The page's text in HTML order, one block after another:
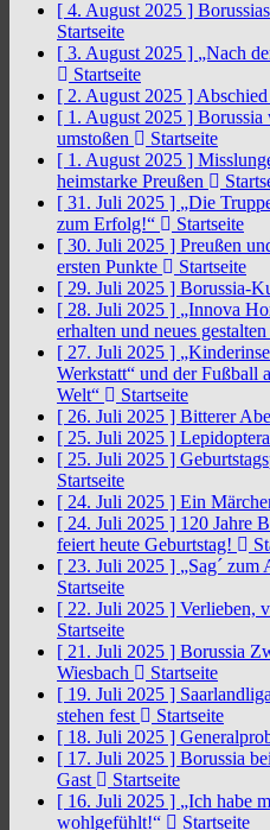
[ 4. August 2025 ]
Startseite
[ 3. August 2025 ] „Nach
Startseite
[ 2. August 2025 ]
[ 1. August 2025 ] Borussia
umstoßen
Startseite
[ 1. August 2025 ]
heimstarke Preußen
[ 31. Juli 2025 ] „Die
zum Erfolg!“
Startseite
[ 30. Juli 2025 ] Preußen
ersten Punkte
Startseite
[ 29. Juli 2025 ] Borussia-
[ 28. Juli 2025 ] „Innova
erhalten und neues gestalten
[ 27. Juli 2025 ]
Werkstatt“ und der Fußball
Welt“
Startseite
[ 26. Juli 2025 ] Bitterer
[ 25. Juli 2025 ]
[ 25. Juli 2025 ]
Startseite
[ 24. Juli 2025 ] Ein
[ 24. Juli 2025 ] 120 Jahre
feiert heute Geburtstag!
[ 23. Juli 2025 ] „Sag´ zum
Startseite
[ 22. Juli 2025 ] Verlieben,
Startseite
[ 21. Juli 2025 ] Borussia
Wiesbach
Startseite
[ 19. Juli 2025 ]
stehen fest
Startseite
[ 18. Juli 2025 ]
[ 17. Juli 2025 ] Borussia
Gast
Startseite
[ 16. Juli 2025 ] „Ich habe
wohlgefühlt!“
Startseite